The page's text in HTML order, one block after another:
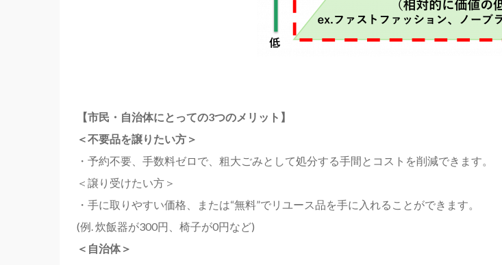
【市民・自治体にとっての3つのメリット】
＜不要品を譲りたい方＞
・予約不要、手数料ゼロで、粗大ごみとして処分する手間とコストを削減できます。
＜譲り受けたい方＞
・手に取りやすい価格、または“無料”でリユース品を手に入れることができます。
(例. 炊飯器が300円、椅子が0円など)
＜自治体＞